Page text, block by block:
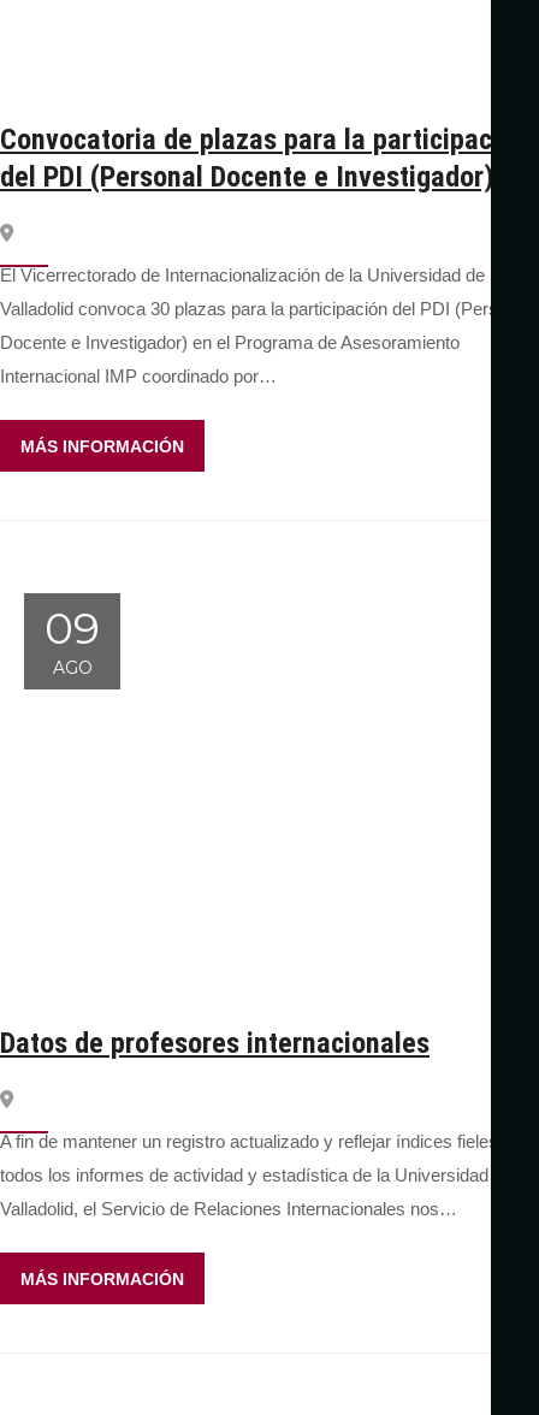
Convocatoria de plazas para la participación
del PDI (Personal Docente e Investigador)
El Vicerrectorado de Internacionalización de la Universidad de
Valladolid convoca 30 plazas para la participación del PDI (Personal
Docente e Investigador) en el Programa de Asesoramiento
Internacional IMP coordinado por…
MÁS INFORMACIÓN
09
AGO
Datos de profesores internacionales
A fin de mantener un registro actualizado y reflejar índices fieles en
todos los informes de actividad y estadística de la Universidad de
Valladolid, el Servicio de Relaciones Internacionales nos…
MÁS INFORMACIÓN